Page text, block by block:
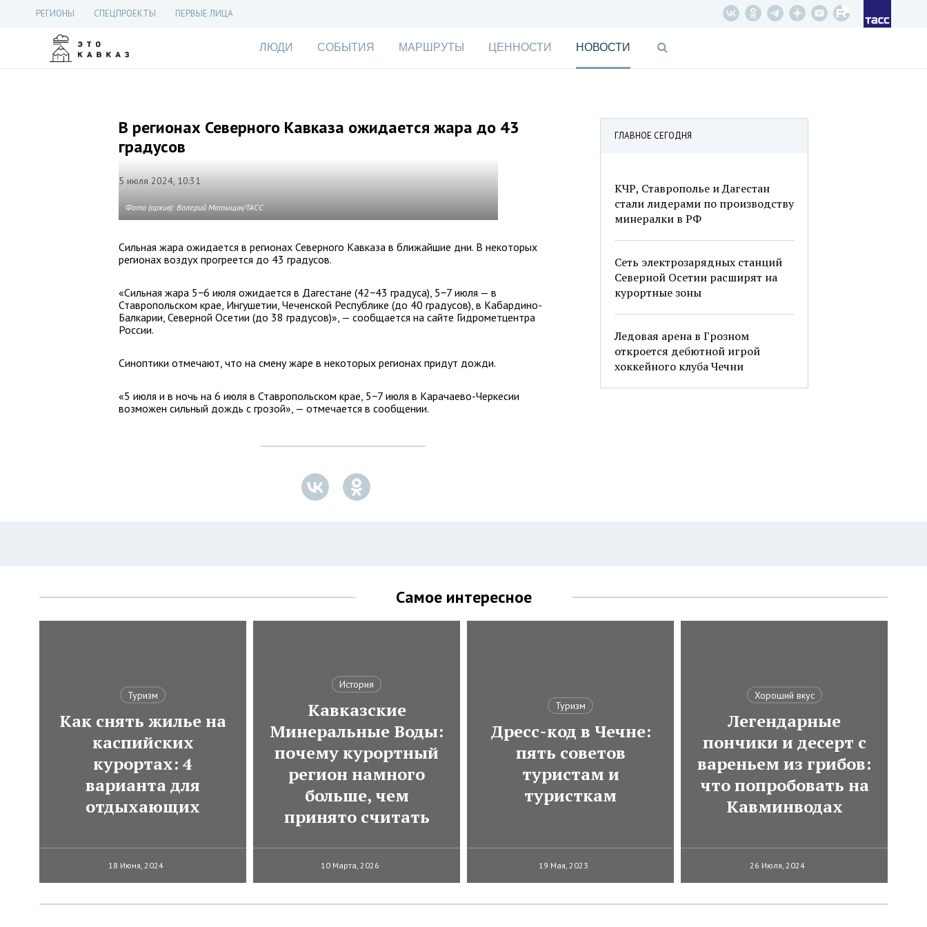
РЕГИОНЫ СПЕЦПРОЕКТЫ ПЕРВЫЕ ЛИЦА
ЛЮДИ СОБЫТИЯ МАРШРУТЫ ЦЕННОСТИ НОВОСТИ
ГЛАВНОЕ СЕГОДНЯ
КЧР, Ставрополье и Дагестан
стали лидерами по производству
минералки в РФ
Сеть электрозарядных станций
Северной Осетии расширят на
курортные зоны
Ледовая арена в Грозном
откроется дебютной игрой
хоккейного клуба Чечни
В регионах Северного Кавказа ожидается жара до 43
градусов
5 июля 2024, 10:31
Фото (архив): Валерий Матыцин/ТАСС
Сильная жара ожидается в регионах Северного Кавказа в ближайшие дни. В некоторых
регионах воздух прогреется до 43 градусов.
«Сильная жара 5−6 июля ожидается в Дагестане (42−43 градуса), 5−7 июля — в
Ставропольском крае, Ингушетии, Чеченской Республике (до 40 градусов), в Кабардино-
Балкарии, Северной Осетии (до 38 градусов)», — сообщается на сайте Гидрометцентра
России.
Синоптики отмечают, что на смену жаре в некоторых регионах придут дожди.
«5 июля и в ночь на 6 июля в Ставропольском крае, 5−7 июля в Карачаево-Черкесии
возможен сильный дождь с грозой», — отмечается в сообщении.
Самое интересное
Туризм
Как снять жилье на
каспийских
курортах: 4
варианта для
отдыхающих
18 Июня, 2024
История
Кавказские
Минеральные Воды:
почему курортный
регион намного
больше, чем
принято считать
10 Марта, 2026
Туризм
Дресс-код в Чечне:
пять советов
туристам и
туристкам
19 Мая, 2023
Хороший вкус
Легендарные
пончики и десерт с
вареньем из грибов:
что попробовать на
Кавминводах
26 Июля, 2024